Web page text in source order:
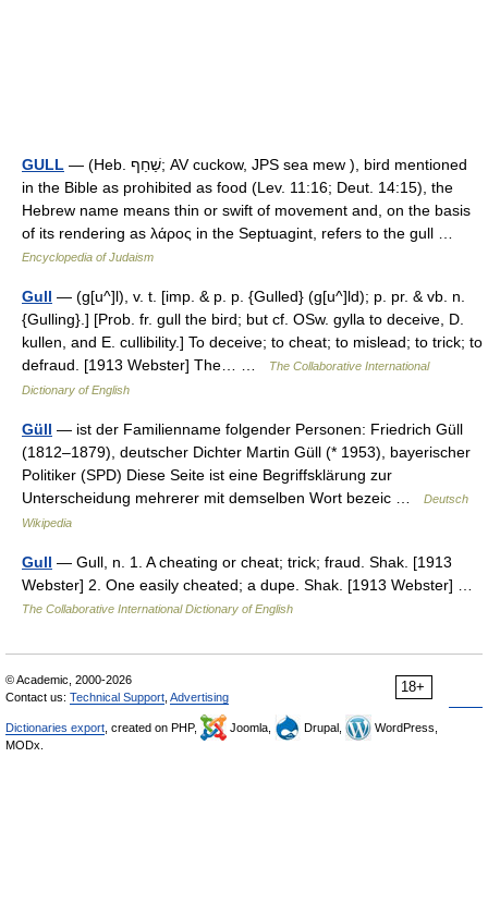
GULL — (Heb. שַׁחַף; AV cuckow, JPS sea mew ), bird mentioned
in the Bible as prohibited as food (Lev. 11:16; Deut. 14:15), the
Hebrew name means thin or swift of movement and, on the basis
of its rendering as λάρος in the Septuagint, refers to the gull …
Encyclopedia of Judaism
Gull — (g[u^]l), v. t. [imp. & p. p. {Gulled} (g[u^]ld); p. pr. & vb. n.
{Gulling}.] [Prob. fr. gull the bird; but cf. OSw. gylla to deceive, D.
kullen, and E. cullibility.] To deceive; to cheat; to mislead; to trick; to
defraud. [1913 Webster] The… …
The Collaborative International
Dictionary of English
Güll — ist der Familienname folgender Personen: Friedrich Güll
(1812–1879), deutscher Dichter Martin Güll (* 1953), bayerischer
Politiker (SPD) Diese Seite ist eine Begriffsklärung zur
Unterscheidung mehrerer mit demselben Wort bezeic …
Deutsch
Wikipedia
Gull — Gull, n. 1. A cheating or cheat; trick; fraud. Shak. [1913
Webster] 2. One easily cheated; a dupe. Shak. [1913 Webster] …
The Collaborative International Dictionary of English
18+
© Academic, 2000-2026
Contact us: Technical Support Advertising
Dictionaries export , created on PHP, Joomla, Drupal,
WordPress,
MODx.